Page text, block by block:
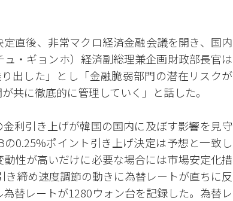
直後、非常マクロ経済金融会議を開き、国内
・ギョンホ）経済副総理兼企画財政部長官は
出した」とし「金融脆弱部門の潜在リスクが
共に徹底的に管理していく」と話した。
利引き上げが韓国の国内に及ぼす影響を見守
0.25%ポイント引き上げ決定は予想と一致し
性が高いだけに必要な場合には市場安定化措
締め速度調節の動きに為替レートが直ちに反
替レートが1280ウォン台を記録した。為替レ